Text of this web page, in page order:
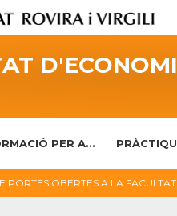
PER A...
PORTES OBERTES A LA